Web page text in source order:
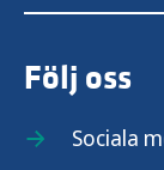
Följ oss
Sociala